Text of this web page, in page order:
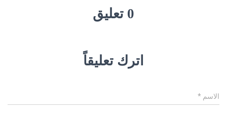
0 تعليق
اترك تعليقاً
الاسم *